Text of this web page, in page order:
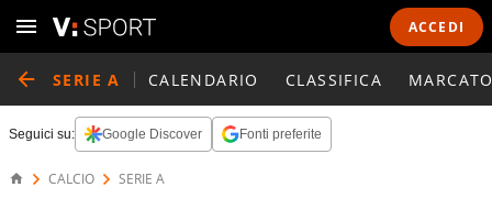
ACCEDI
SERIE A CALENDARIO CLASSIFICA
Seguici su: Google Discover Fonti preferite
CALCIO SERIE A